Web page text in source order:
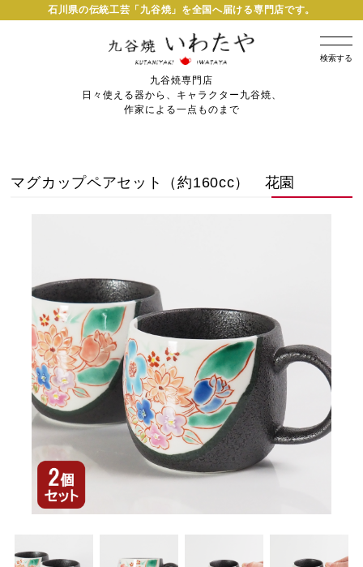
石川県の伝統工芸「九谷焼」を全国へ届ける専門店です。
検索する
九谷焼専門店
日々使える器から、キャラクター九谷焼、
作家による一点ものまで
マグカップペアセット（約160cc） 花園